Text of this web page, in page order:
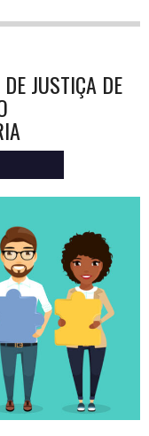
JUSTIÇA DE